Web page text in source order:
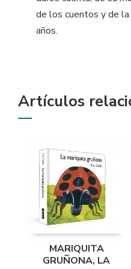
de los cuentos y de
años.
Artículos
MARIQUITA
GRUÑONA, LA